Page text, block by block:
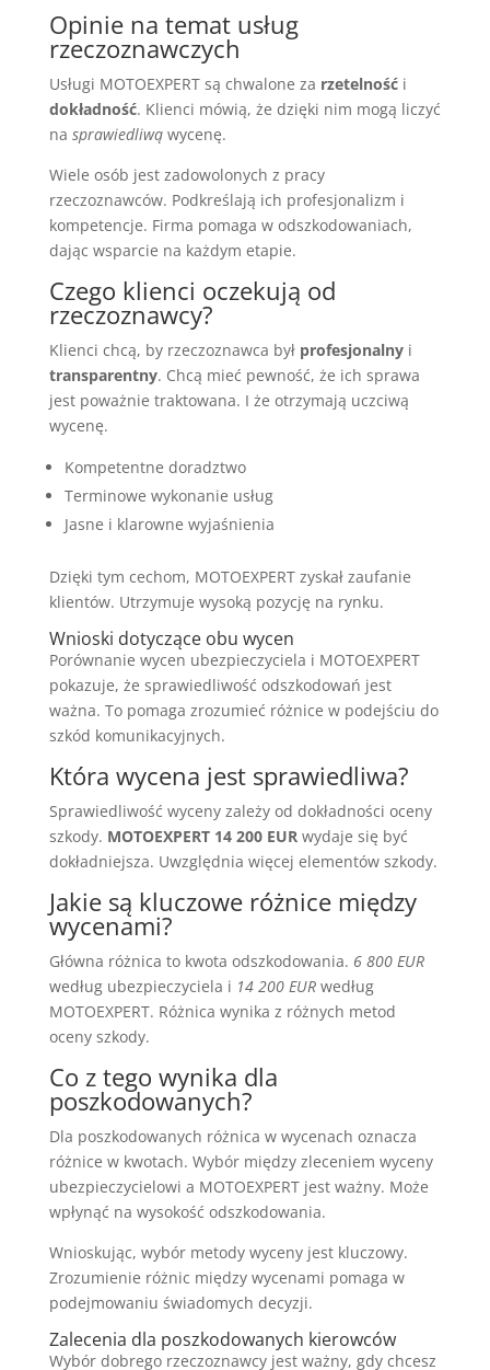
Opinie na temat usług
rzeczoznawczych
Usługi MOTOEXPERT są chwalone za rzetelnośći
dokładność. Klienci mówią, że dzięki nim mogą liczyć
na sprawiedliwąwycenę.
Wiele osób jest zadowolonych z pracy
rzeczoznawców. Podkreślają ich profesjonalizm i
kompetencje. Firma pomaga w odszkodowaniach,
dając wsparcie na każdym etapie.
Czego klienci oczekują od
rzeczoznawcy?
Klienci chcą, by rzeczoznawca był profesjonalnyi
transparentny. Chcą mieć pewność, że ich sprawa
jest poważnie traktowana. I że otrzymają uczciwą
wycenę.
Kompetentne doradztwo
Terminowe wykonanie usług
Jasne i klarowne wyjaśnienia
Dzięki tym cechom, MOTOEXPERT zyskał zaufanie
klientów. Utrzymuje wysoką pozycję na rynku.
Wnioski dotyczące obu wycen
Porównanie wycen ubezpieczyciela i MOTOEXPERT
pokazuje, że sprawiedliwość odszkodowań jest
ważna. To pomaga zrozumieć różnice w podejściu do
szkód komunikacyjnych.
Która wycena jest sprawiedliwa?
Sprawiedliwość wyceny zależy od dokładności oceny
szkody. MOTOEXPERT 14 200 EURwydaje się być
dokładniejsza. Uwzględnia więcej elementów szkody.
Jakie są kluczowe różnice między
wycenami?
Główna różnica to kwota odszkodowania. 6 800 EUR
według ubezpieczyciela i 14 200 EURwedług
MOTOEXPERT. Różnica wynika z różnych metod
oceny szkody.
Co z tego wynika dla
poszkodowanych?
Dla poszkodowanych różnica w wycenach oznacza
różnice w kwotach. Wybór między zleceniem wyceny
ubezpieczycielowi a MOTOEXPERT jest ważny. Może
wpłynąć na wysokość odszkodowania.
Wnioskując, wybór metody wyceny jest kluczowy.
Zrozumienie różnic między wycenami pomaga w
podejmowaniu świadomych decyzji.
Zalecenia dla poszkodowanych kierowców
Wybór dobrego rzeczoznawcy jest ważny, gdy chcesz